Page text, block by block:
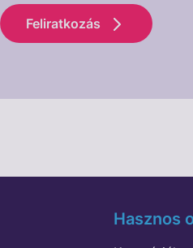
Feliratkozás
Hasznos